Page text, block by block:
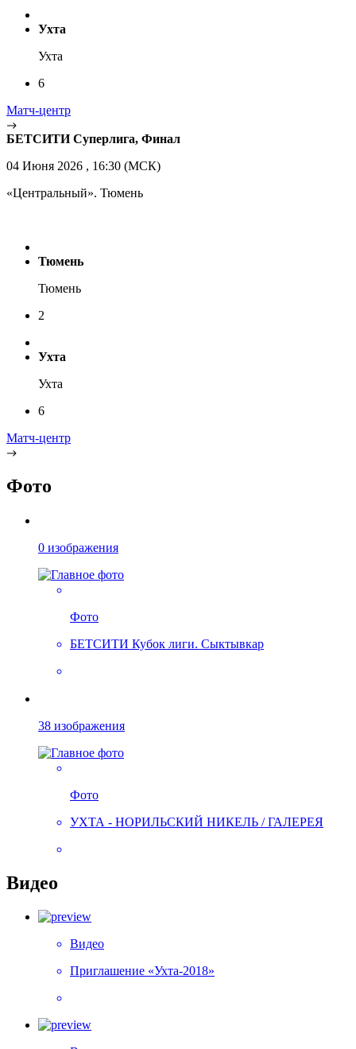
Ухта
Ухта
6
Матч-центр
БЕТСИТИ Суперлига, Финал
04 Июня 2026 , 16:30 (МСК)
«Центральный». Тюмень
Тюмень
Тюмень
2
Ухта
Ухта
6
Матч-центр
Фото
0 изображения
Фото
БЕТСИТИ Кубок лиги. Сыктывкар
38 изображения
Фото
УХТА - НОРИЛЬСКИЙ НИКЕЛЬ / ГАЛЕРЕЯ
Видео
Видео
Приглашение «Ухта-2018»